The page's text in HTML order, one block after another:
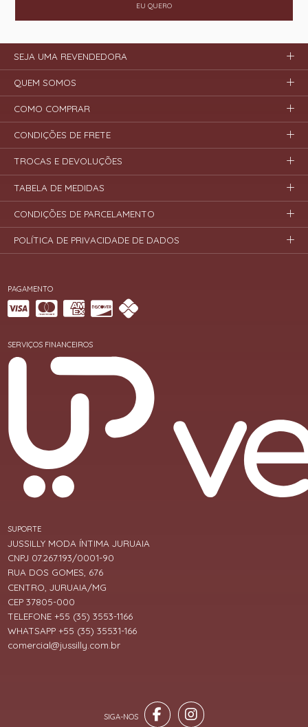
EU QUERO
PAGAMENTO
SERVIÇOS FINANCEIROS
SUPORTE
JUSSILLY MODA ÍNTIMA JURUAIA
CNPJ 07.267.193/0001-90
RUA DOS GOMES, 676
CENTRO, JURUAIA/MG
CEP 37805-000
TELEFONE +55 (35) 3553-1166
WHATSAPP +55 (35) 35531-166
comercial@jussilly.com.br
SEJA UMA REVENDEDORA
QUEM SOMOS
COMO COMPRAR
CONDIÇÕES DE FRETE
TROCAS E DEVOLUÇÕES
TABELA DE MEDIDAS
CONDIÇÕES DE PARCELAMENTO
POLÍTICA DE PRIVACIDADE DE DADOS